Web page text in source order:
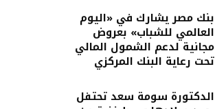
بنك مصر يشارك في «اليوم
العالمي للشباب» بعروض
مجانية لدعم الشمول المالي
تحت رعاية البنك المركزي
الدكتورة سومة سعد تحتفل